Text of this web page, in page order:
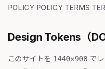
POLICY POLICY TERMS
Design Tokens（
このサイトを 1440×900 で